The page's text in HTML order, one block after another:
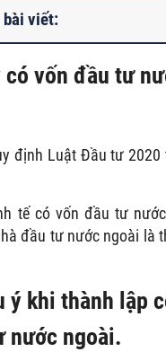
bài viết:
có vốn đầu tư
định Luật Đầu tư 2020
tế có vốn đầu tư
đầu tư nước ngoài là
ý khi thành lập
nước ngoài.